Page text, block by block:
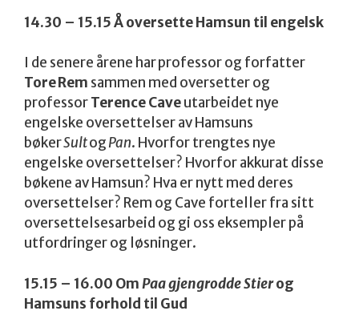
14.30 – 15.15 Å oversette Hamsun til engelsk
I de senere årene har professor og forfatter
Tore Rem sammen med oversetter og
professorTerence Caveutarbeidet nye
engelske oversettelser av Hamsuns
bøkerSultogPan. Hvorfor trengtes nye
engelske oversettelser? Hvorfor akkurat disse
bøkene av Hamsun? Hva er nytt med deres
oversettelser? Rem og Cave forteller fra sitt
oversettelsesarbeid og gi oss eksempler på
utfordringer og løsninger.
15.15 – 16.00 OmPaa gjengrodde Stierog
Hamsuns forhold til Gud